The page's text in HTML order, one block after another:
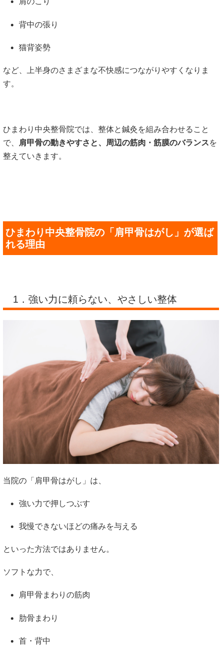
背中の張り
猫背姿勢
など、上半身のさまざまな不快感につながりやすくなりま
す。
ひまわり中央整骨院では、整体と鍼灸を組み合わせること
で、
肩甲骨の動きやすさと、周辺の筋肉・筋膜のバランスを
整えていきます。
ひまわり中央整骨院の「肩甲骨はがし」が選ば
れる理由
1．強い力に頼らない、やさしい整体
当院の「肩甲骨はがし」は、
強い力で押しつぶす
我慢できないほどの痛みを与える
といった方法ではありません。
ソフトな力で、
肩甲骨まわりの筋肉
肋骨まわり
首・背中